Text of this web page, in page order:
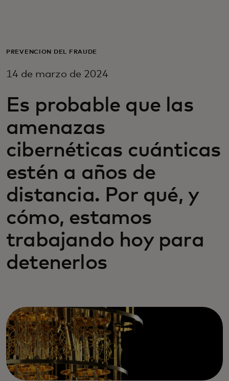
Para empresas
Para innovadores
Noticias y tendencias
PREVENCIÓN DEL FRAUDE
14 de marzo de 2024
Es probable que las
amenazas
cibernéticas cuánticas
estén a años de
distancia. Por qué, y
cómo, estamos
trabajando hoy para
detenerlos